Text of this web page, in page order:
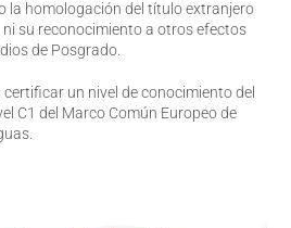
la homologación del título extranjero
ni su reconocimiento a otros efectos
de Posgrado.
un nivel de conocimiento del
C1 del Marco Común Europeo de